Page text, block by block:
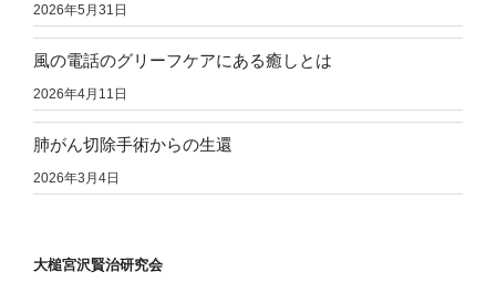
2026年5月31日
風の電話のグリーフケアにある癒しとは
2026年4月11日
肺がん切除手術からの生還
2026年3月4日
大槌宮沢賢治研究会